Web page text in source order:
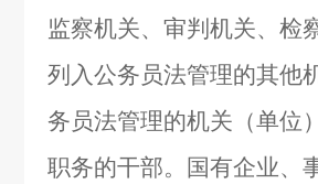
监察机关、审判机关、检
列入公务员法管理的其他
务员法管理的机关（单位
职务的干部。国有企业、